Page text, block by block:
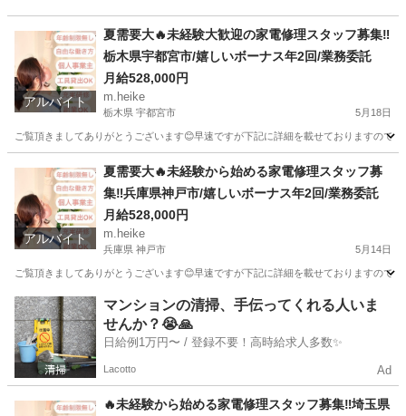
アルバイト
夏需要大🔥未経験大歓迎の家電修理スタッフ募集‼️
栃木県宇都宮市/嬉しいボーナス年2回/業務委託
月給528,000円
m.heike
栃木県 宇都宮市 5月18日
ご覧頂きましてありがとうございます😊早速ですが下記に詳細を載せておりますの
その他 スタッフ
アルバイト
夏需要大🔥未経験から始める家電修理スタッフ募
集‼️兵庫県神戸市/嬉しいボーナス年2回/業務委託
月給528,000円
m.heike
兵庫県 神戸市 5月14日
ご覧頂きましてありがとうございます😊早速ですが下記に詳細を載せておりますの
兵庫 神戸市 その他 スタッフ
マンションの清掃、手伝ってくれる人いま
せんか？😭🙏
日給例1万円〜 / 登録不要！高時給求人多数✨
Lacotto Ad
🔥未経験から始める家電修理スタッフ募集‼️埼玉県